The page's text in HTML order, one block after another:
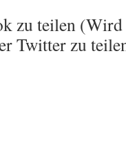
zu teilen (Wird
Twitter zu